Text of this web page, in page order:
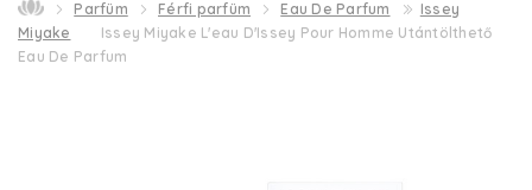
Parfüm Férfi parfüm Eau De Parfum
Issey
Miyake
Issey Miyake L'eau D'Issey Pour Homme Utántölthető
Eau De Parfum